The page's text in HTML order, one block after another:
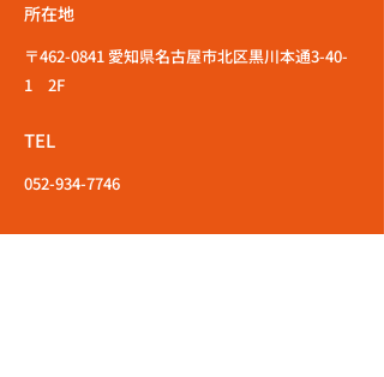
所在地
〒462-0841 愛知県名古屋市北区黒川本通3-40-
1 2F
TEL
052-934-7746